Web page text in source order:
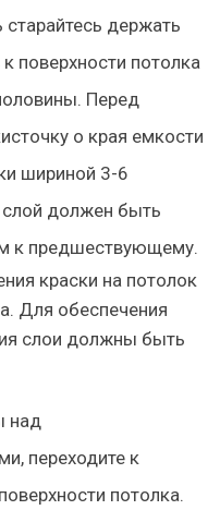
старайтесь держать
поверхности потолка
Перед
о края емкости
шириной 3-6
должен быть
к предшествующему.
краски на потолок
Для обеспечения
слои должны быть
над
переходите к
потолка.